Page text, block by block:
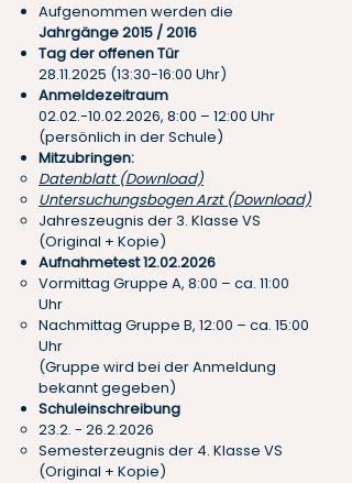
Aufgenommen werden die
Jahrgänge 2015 / 2016
Tag der offenen Tür
28.11.2025 (13:30-16:00 Uhr)
Anmeldezeitraum
02.02.-10.02.2026, 8:00 – 12:00 Uhr
(persönlich in der Schule)
Mitzubringen:
Datenblatt (Download)
Untersuchungsbogen Arzt (Download)
Jahreszeugnis der 3. Klasse VS
(Original + Kopie)
Aufnahmetest12.02.2026
Vormittag Gruppe A, 8:00 – ca. 11:00
Uhr
Nachmittag Gruppe B, 12:00 – ca. 15:00
Uhr
(Gruppe wird bei der Anmeldung
bekannt gegeben)
Schuleinschreibung
23.2. - 26.2.2026
Semesterzeugnis der 4. Klasse VS
(Original + Kopie)